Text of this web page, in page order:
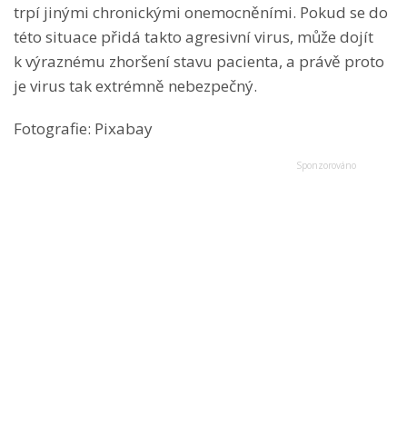
trpí jinými chronickými onemocněními. Pokud se do
této situace přidá takto agresivní virus, může dojít
k výraznému zhoršení stavu pacienta, a právě proto
je virus tak extrémně nebezpečný.
Fotografie: Pixabay